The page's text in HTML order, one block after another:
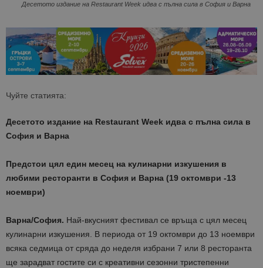
Десетото издание на Restaurant Week идва с пълна сила в София и Варна
Чуйте статията:
Десетото издание на Restaurant Week идва с пълна сила в
София и Варна
Предстои цял един месец на кулинарни изкушения в
любими ресторанти в София и Варна (19 октомври -13
ноември)
Варна/София. Най-вкусният фестивал се връща с цял месец
кулинарни изкушения. В периода от 19 октомври до 13 ноември
всяка седмица от сряда до неделя избрани 7 или 8 ресторанта
ще зарадват гостите си с креативни сезонни тристепенни